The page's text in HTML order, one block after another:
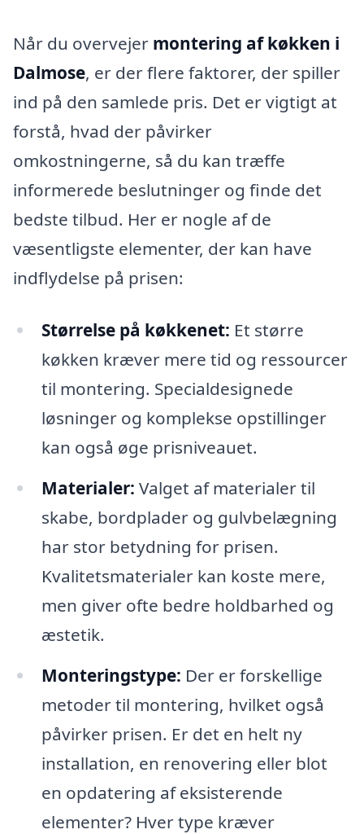
Når du overvejer montering af køkken i
Dalmose, er der flere faktorer, der spiller
ind på den samlede pris. Det er vigtigt at
forstå, hvad der påvirker
omkostningerne, så du kan træffe
informerede beslutninger og finde det
bedste tilbud. Her er nogle af de
væsentligste elementer, der kan have
indflydelse på prisen:
Størrelse på køkkenet: Et større
køkken kræver mere tid og ressourcer
til montering. Specialdesignede
løsninger og komplekse opstillinger
kan også øge prisniveauet.
Materialer: Valget af materialer til
skabe, bordplader og gulvbelægning
har stor betydning for prisen.
Kvalitetsmaterialer kan koste mere,
men giver ofte bedre holdbarhed og
æstetik.
Monteringstype: Der er forskellige
metoder til montering, hvilket også
påvirker prisen. Er det en helt ny
installation, en renovering eller blot
en opdatering af eksisterende
elementer? Hver type kræver